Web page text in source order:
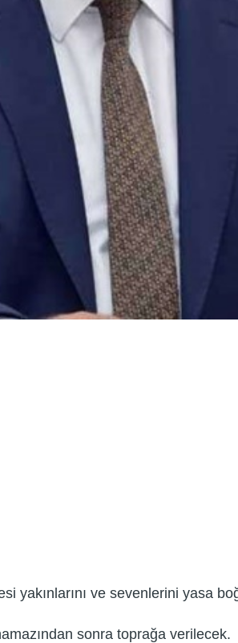
yakınlarını ve sevenlerini yasa
sonra toprağa verilecek.